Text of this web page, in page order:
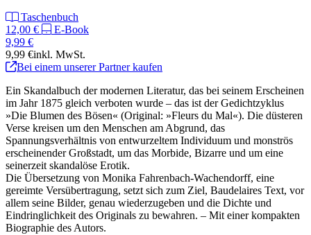
Taschenbuch
12,00 €
E-Book
9,99 €
9,99 €inkl. MwSt.
Bei einem unserer Partner kaufen
Ein Skandalbuch der modernen Literatur, das bei seinem Erscheinen
im Jahr 1875 gleich verboten wurde – das ist der Gedichtzyklus
»Die Blumen des Bösen« (Original: »Fleurs du Mal«). Die düsteren
Verse kreisen um den Menschen am Abgrund, das
Spannungsverhältnis von entwurzeltem Individuum und monströs
erscheinender Großstadt, um das Morbide, Bizarre und um eine
seinerzeit skandalöse Erotik.
Die Übersetzung von Monika Fahrenbach-Wachendorff, eine
gereimte Versübertragung, setzt sich zum Ziel, Baudelaires Text, vor
allem seine Bilder, genau wiederzugeben und die Dichte und
Eindringlichkeit des Originals zu bewahren. – Mit einer kompakten
Biographie des Autors.